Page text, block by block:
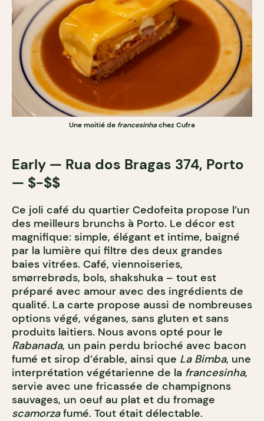
Une moitié de francesinhachez Cufra
Early — Rua dos Bragas 374, Porto
— $-$$
Ce joli café du quartier Cedofeita propose l’un
des meilleurs brunchs à Porto. Le décor est
magnifique: simple, élégant et intime, baigné
par la lumière qui filtre des deux grandes
baies vitrées. Café, viennoiseries,
smørrebrøds, bols, shakshuka – tout est
préparé avec amour avec des ingrédients de
qualité. La carte propose aussi de nombreuses
options végé, véganes, sans gluten et sans
produits laitiers. Nous avons opté pour le
Rabanada, un pain perdu brioché avec bacon
fumé et sirop d’érable, ainsi que La Bimba, une
interprétation végétarienne de la francesinha,
servie avec une fricassée de champignons
sauvages, un oeuf au plat et du fromage
scamorzafumé. Tout était délectable.